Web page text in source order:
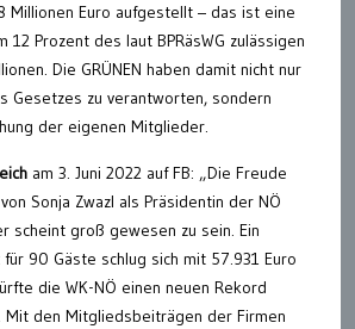
Millionen Euro aufgestellt – das ist eine
12 Prozent des laut BPRäsWG zulässigen
Die GRÜNEN haben damit nicht nur
Gesetzes zu verantworten, sondern
der eigenen Mitglieder.
am 3. Juni 2022 auf FB: „Die Freude
Sonja Zwazl als Präsidentin der NÖ
scheint groß gewesen zu sein. Ein
90 Gäste schlug sich mit 57.931 Euro
die WK-NÖ einen neuen Rekord
Mit den Mitgliedsbeiträgen der Firmen